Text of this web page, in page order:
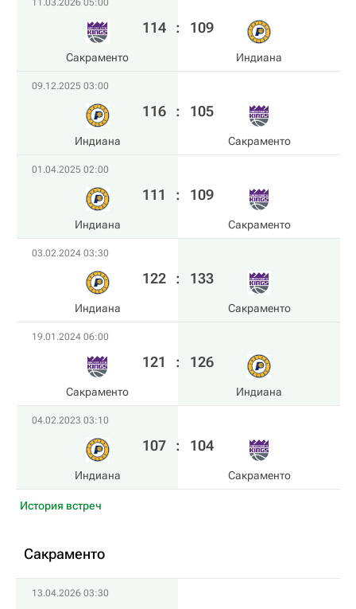
11.03.2026 05:00
Сакраменто
114 : 109
Индиана
09.12.2025 03:00
Индиана
116 : 105
Сакраменто
01.04.2025 02:00
Индиана
111 : 109
Сакраменто
03.02.2024 03:30
Индиана
122 : 133
Сакраменто
19.01.2024 06:00
Сакраменто
121 : 126
Индиана
04.02.2023 03:10
Индиана
107 : 104
Сакраменто
История встреч
Сакраменто
13.04.2026 03:30